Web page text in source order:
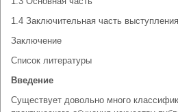
1.4 Заключительная часть выступления
Заключение
Список литературы
Введение
Существует довольно много